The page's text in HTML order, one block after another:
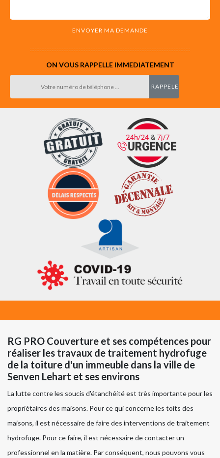
ON VOUS RAPPELLE IMMEDIATEMENT
RG PRO Couverture et ses compétences pour
réaliser les travaux de traitement hydrofuge
de la toiture d'un immeuble dans la ville de
Senven Lehart et ses environs
La lutte contre les soucis d'étanchéité est très importante pour les
propriétaires des maisons. Pour ce qui concerne les toits des
maisons, il est nécessaire de faire des interventions de traitement
hydrofuge. Pour ce faire, il est nécessaire de contacter un
professionnel en la matière. Par conséquent, nous pouvons vous